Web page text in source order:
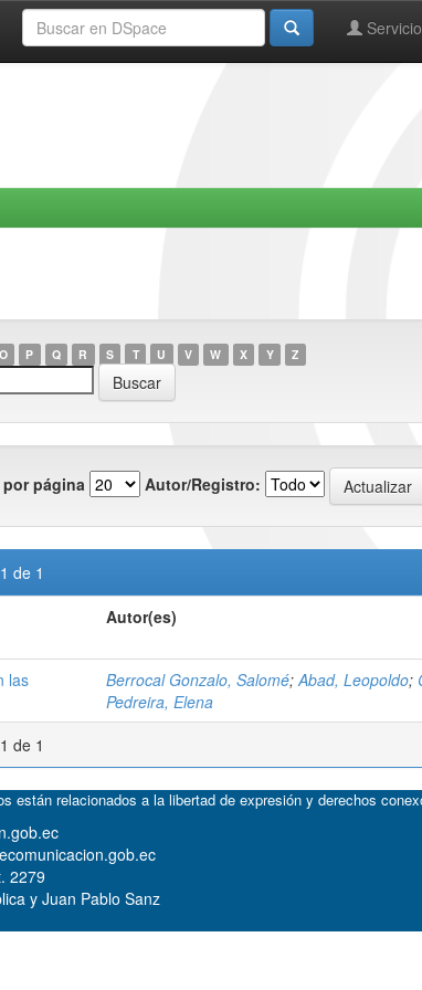
O P Q R S T U V W X Y Z
página Autor/Registro:
de 1
Autor(es)
las
Berrocal Gonzalo, Salomé;Abad, Leopoldo;
Pedreira, Elena
de 1
están relacionados a la libertad de expresión y derechos
2279
y Juan Pablo Sanz